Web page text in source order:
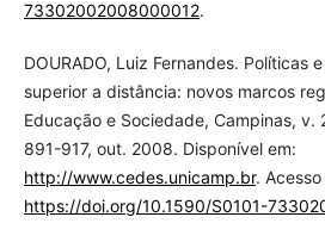
73302002008000012.
DOURADO, Luiz Fernandes. Políticas
superior a distância: novos marcos
Educação e Sociedade, Campinas, v.
891-917, out. 2008. Disponível em:
http://www.cedes.unicamp.br.
https://doi.org/10.1590/S0101-